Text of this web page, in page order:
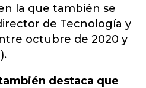
la que también se
de Tecnología y
octubre de 2020 y
destaca que